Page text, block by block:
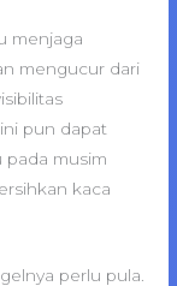
menjaga
mengucur dari
pun dapat
pada musim
kaca
perlu pula.